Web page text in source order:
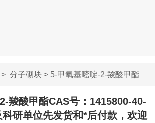
分子砌块> 5-甲氧基嘧啶-2-羧酸甲酯
羧酸甲酯CAS号：1415800-40-
研单位先发货和*后付款，欢迎